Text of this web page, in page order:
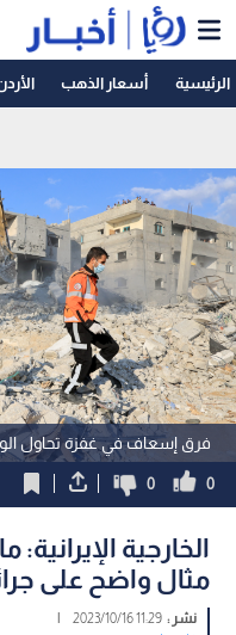
الرئيسية أسعار الذهب
فرق إسعاف في غفزة تحاول
0
0
الخارجية
مثال واضح على
نشر :11:29 2023/10/16
|